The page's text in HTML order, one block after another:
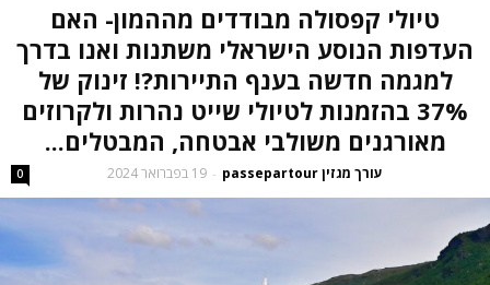
טיולי קפסולה מבודדים מההמון- האם
העדפות הנוסע הישראלי משתנות ואנו בדרך
למגמה חדשה בענף התיירות?! זינוק של
37% בהזמנות לטיולי שייט נהרות ולקרוזים
מאורגנים משולבי אבטחה, המבטלים...
עורך מגזין passepartour - 19 בפברואר 2024 0